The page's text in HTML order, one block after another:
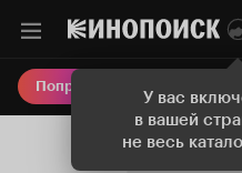
У вас
в вашей
не весь
Попробовать Плюс